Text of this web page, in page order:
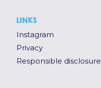
LINKS
Instagram
Privacy
Responsible disclosure